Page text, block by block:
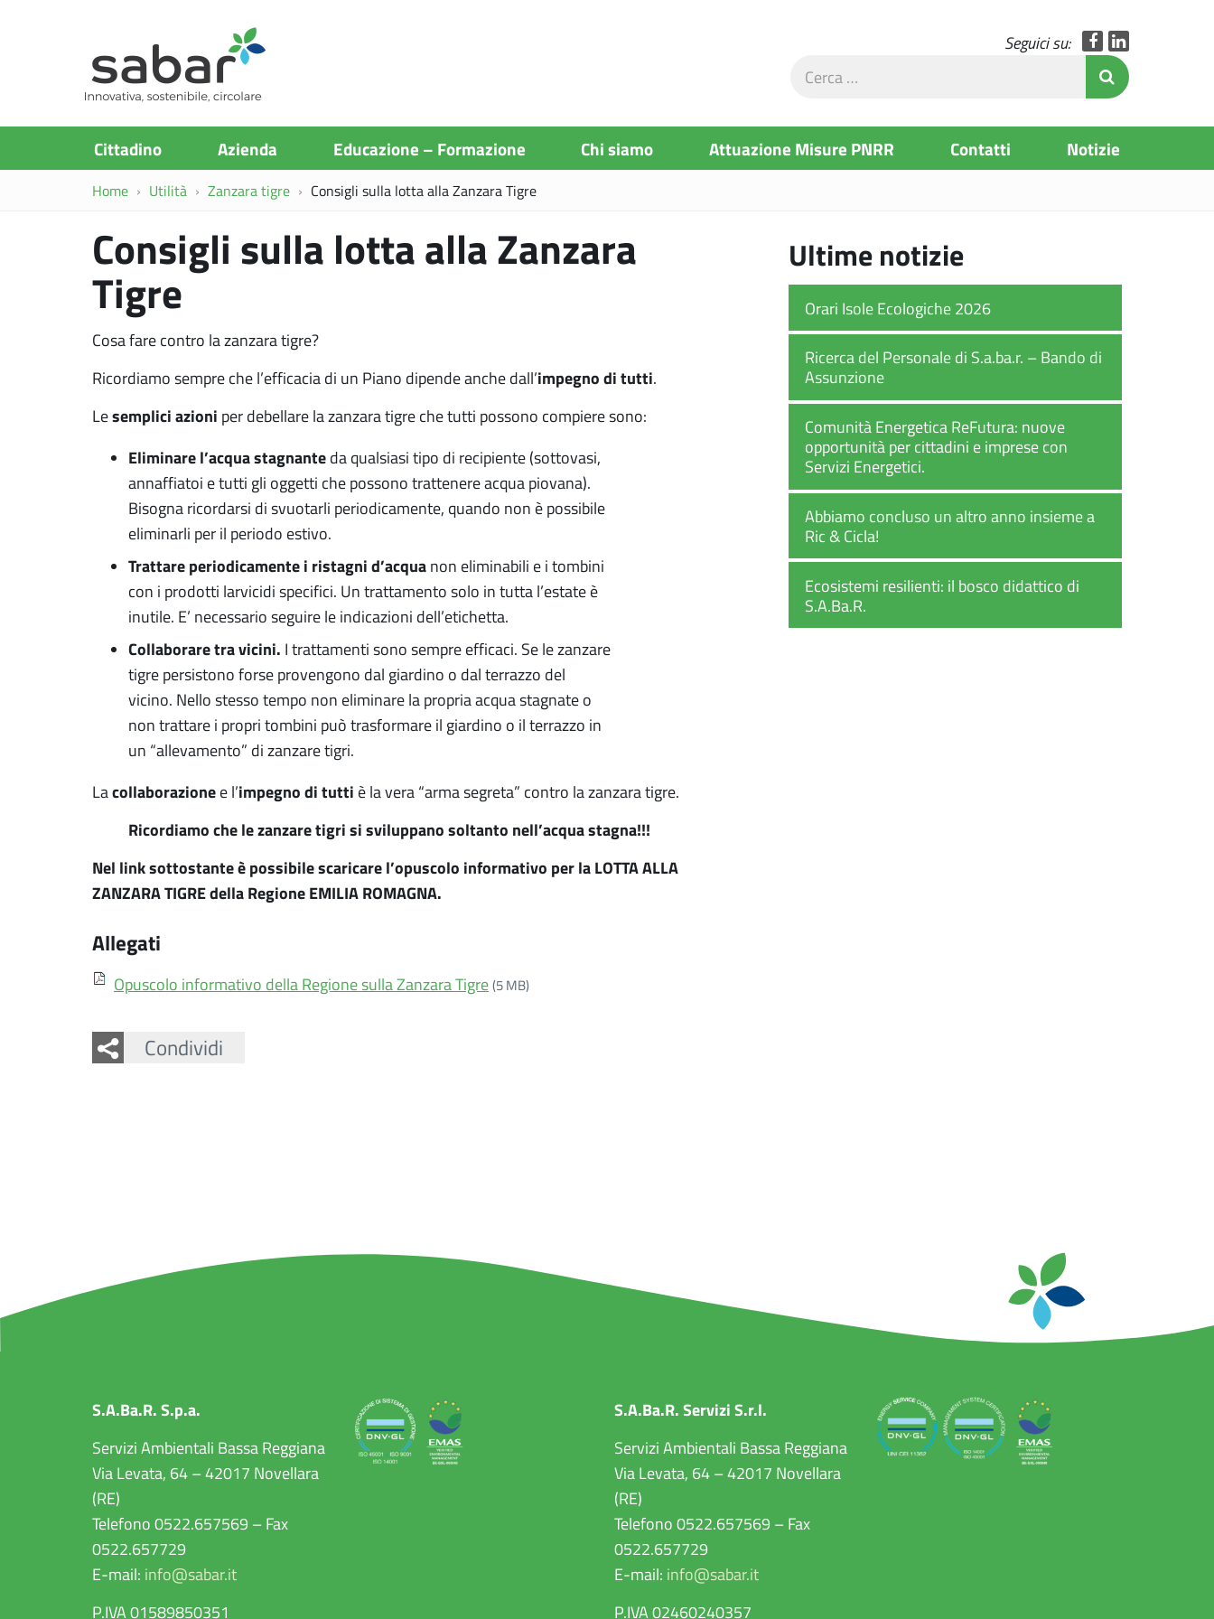
Seguici su: Facebook
Cerca
Invia Ricerca
Cittadino Azienda Educazione – Formazione Chi siamo Attuazione Misure PNRR Contatti Notizie
Home Utilità Zanzara tigre Consigli sulla lotta alla Zanzara Tigre
Consigli sulla lotta alla Zanzara
Tigre
Cosa fare contro la zanzara tigre?
Ricordiamo sempre che l’efficacia di un Piano dipende anche dall’impegno di tutti.
Lesemplici azioni per debellare la zanzara tigre che tutti possono compiere sono:
Eliminare l’acqua stagnante da qualsiasi tipo di recipiente (sottovasi,
annaffiatoi e tutti gli oggetti che possono trattenere acqua piovana).
Bisogna ricordarsi di svuotarli periodicamente, quando non è possibile
eliminarli per il periodo estivo.
Trattare periodicamente i ristagni d’acqua non eliminabili e i tombini
con i prodotti larvicidi specifici. Un trattamento solo in tutta l’estate è
inutile. E’ necessario seguire le indicazioni dell’etichetta.
Collaborare tra vicini. I trattamenti sono sempre efficaci. Se le zanzare
tigre persistono forse provengono dal giardino o dal terrazzo del
vicino. Nello stesso tempo non eliminare la propria acqua stagnate o
non trattare i propri tombini può trasformare il giardino o il terrazzo in
un “allevamento” di zanzare tigri.
Lacollaborazione e l’impegno di tutti è la vera “arma segreta” contro la zanzara tigre.
Ricordiamo che le zanzare tigri si sviluppano soltanto nell’acqua stagna!!!
Nel link sottostante è possibile scaricare l’opuscolo informativo per la LOTTA ALLA
ZANZARA TIGRE della Regione EMILIA ROMAGNA.
Allegati
Opuscolo informativo della Regione sulla Zanzara Tigre(5 MB)
Condividi
Facebook
Twitter
Ultime notizie
Orari Isole Ecologiche 2026
Ricerca del Personale di S.a.ba.r. – Bando di
Assunzione
Comunità Energetica ReFutura: nuove
opportunità per cittadini e imprese con
Servizi Energetici.
Abbiamo concluso un altro anno insieme a
Ric & Cicla!
Ecosistemi resilienti: il bosco didattico di
S.A.Ba.R.
S.A.Ba.R. S.p.a.
Servizi Ambientali Bassa Reggiana
Via Levata, 64 – 42017 Novellara
(RE)
Telefono 0522.657569 – Fax
0522.657729
E-mail: info@sabar.it
P.IVA 01589850351
S.A.Ba.R. Servizi S.r.l.
Servizi Ambientali Bassa Reggiana
Via Levata, 64 – 42017 Novellara
(RE)
Telefono 0522.657569 – Fax
0522.657729
E-mail: info@sabar.it
P.IVA 02460240357